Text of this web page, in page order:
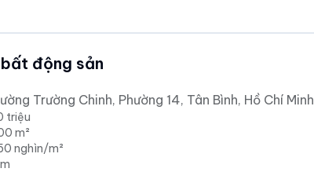
động sản
Trường Chinh, Phường 14, Tân Bình, Hồ Chí Minh
triệu
m²
nghìn/m²